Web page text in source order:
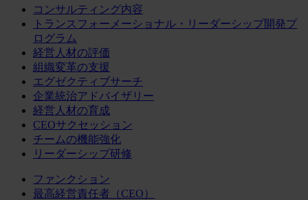
コンサルティング内容
トランスフォーメーショナル・リーダーシップ開発プ
ログラム
経営人材の評価
組織変革の支援
エグゼクティブサーチ
企業統治アドバイザリー
経営人材の育成
CEOサクセッション
チームの機能強化
リーダーシップ研修
ファンクション
最高経営責任者（CEO）